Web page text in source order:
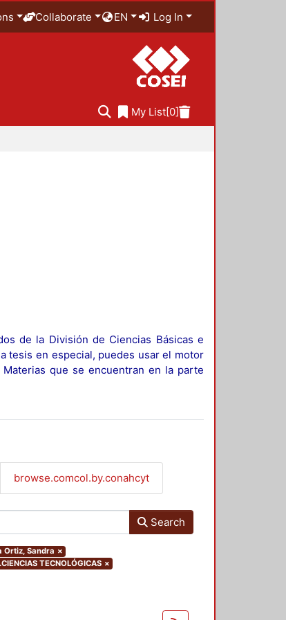
Collaborate EN Log In
My List[0]
de la División de Ciencias Básicas e
tesis en especial, puedes usar el motor
que se encuentran en la parte
browse.comcol.by.conahcyt
Search
Ortiz, Sandra ×
TECNOLÓGICAS ×